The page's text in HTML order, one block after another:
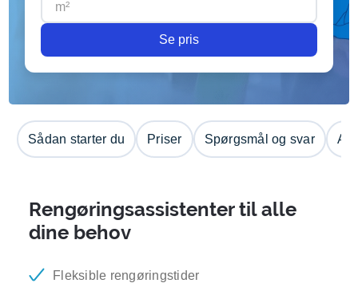
Se pris
Sådan starter du Priser Spørgsmål og svar
Rengøringsassistenter til alle
dine behov
Fleksible rengøringstider